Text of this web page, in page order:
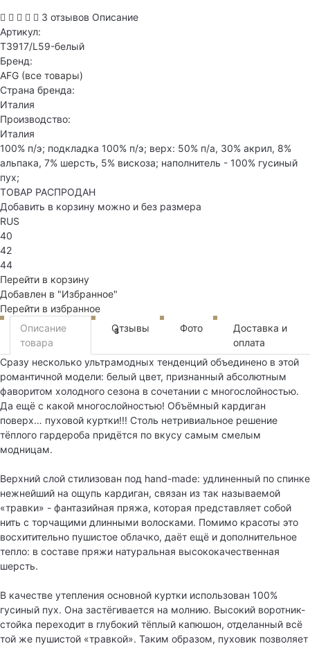
3 отзывов Описание
Артикул:
T3917/L59-белый
Бренд:
AFG (все товары)
Страна бренда:
Италия
Производство:
Италия
100% п/э; подкладка 100% п/э; верх: 50% п/а, 30% акрил, 8%
альпака, 7% шерсть, 5% вискоза; наполнитель - 100% гусиный
пух;
ТОВАР РАСПРОДАН
Добавить в корзину можно и без размера
RUS
40
42
44
Перейти в корзину
Добавлен в "Избранное"
Перейти в избранное
Описание
товара
Отзывы
3 Фото
Доставка и
оплата
Сразу несколько ультрамодных тенденций объединено в этой
романтичной модели: белый цвет, признанный абсолютным
фаворитом холодного сезона в сочетании с многослойностью.
Да ещё с какой многослойностью! Объёмный кардиган
поверх… пуховой куртки!!! Столь нетривиальное решение
тёплого гардероба придётся по вкусу самым смелым
модницам.
Верхний слой стилизован под hand-made: удлиненный по спинке
нежнейший на ощупь кардиган, связан из так называемой
«травки» - фантазийная пряжа, которая представляет собой
нить с торчащими длинными волосками. Помимо красоты это
восхитительно пушистое облачко, даёт ещё и дополнительное
тепло: в составе пряжи натуральная высококачественная
шерсть.
В качестве утепления основной куртки использован 100%
гусиный пух. Она застёгивается на молнию. Высокий воротник-
стойка переходит в глубокий тёплый капюшон, отделанный всё
той же пушистой «травкой». Таким образом, пуховик позволяет